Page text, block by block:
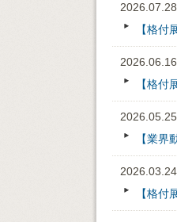
2026.07.28
【格付
2026.06.16
【格付
2026.05.25
【業
2026.03.24
【格付